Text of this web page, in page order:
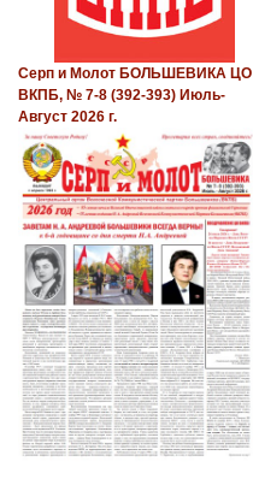
Серп и Молот БОЛЬШЕВИКА ЦО
ВКПБ, № 7-8 (392-393) Июль-
Август 2026 г.